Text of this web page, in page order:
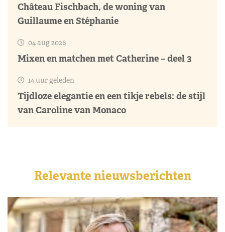
Château Fischbach, de woning van
Guillaume en Stéphanie
04 aug 2026
Mixen en matchen met Catherine – deel 3
14 uur geleden
Tijdloze elegantie en een tikje rebels: de stijl
van Caroline van Monaco
Relevante nieuwsberichten